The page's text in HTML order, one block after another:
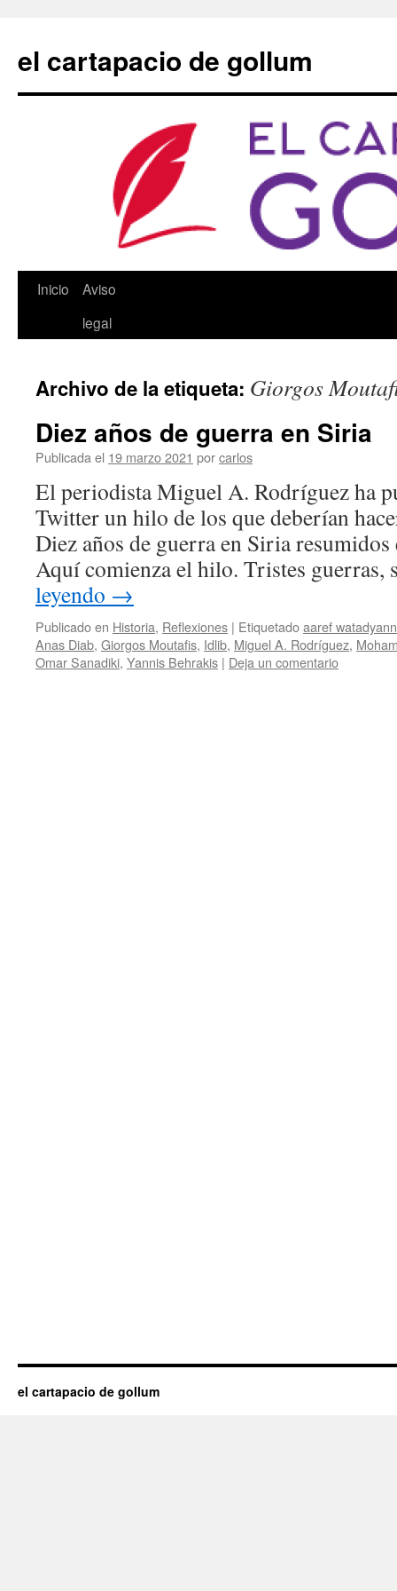
contenido
el cartapacio de gollum
Inicio
Aviso
legal
Archivo de la etiqueta: Giorgos
Diez años de guerra en Siria
Publicada el 19 marzo 2021 porcarlos
El periodista Miguel A. Rodríguez ha
Twitter un hilo de los que deberían
Diez años de guerra en Siria resumidos
Aquí comienza el hilo. Tristes
leyendo →
Publicado en Historia, Reflexiones | Etiquetadoaaref
Anas Diab, Giorgos Moutafis, Idlib, Miguel A. Rodríguez,
Omar Sanadiki, Yannis Behrakis | Deja un comentario
el cartapacio de gollum